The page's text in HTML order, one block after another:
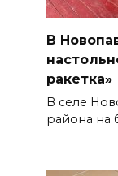
В
ракетка»
В селе
района на